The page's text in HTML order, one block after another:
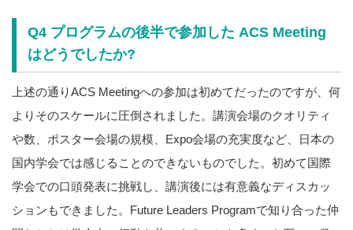
Q4 プログラムの後半で参加した ACS Meeting
はどうでしたか?
上述の通りACS Meetingへの参加は初めてだったのですが、何
よりそのスケールに圧倒されました。講演会場のクオリティ
や数、ポスター会場の規模、Expo会場の充実度など、日本の
国内学会では感じることのできないものでした。初めて国際
学会での口頭発表に挑戦し、講演後には有意義なディスカッ
ションもできました。Future Leaders Programで知り合った仲